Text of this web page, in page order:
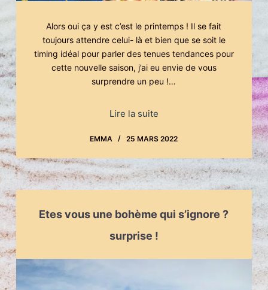
Alors oui ça y est c’est le printemps ! Il se fait
toujours attendre celui- là et bien que se soit le
timing idéal pour parler des tenues tendances pour
cette nouvelle saison, j’ai eu envie de vous
surprendre un peu !…
Lire la suite
EMMA 25 MARS 2022
Etes vous une bohème qui s’ignore ?
surprise !